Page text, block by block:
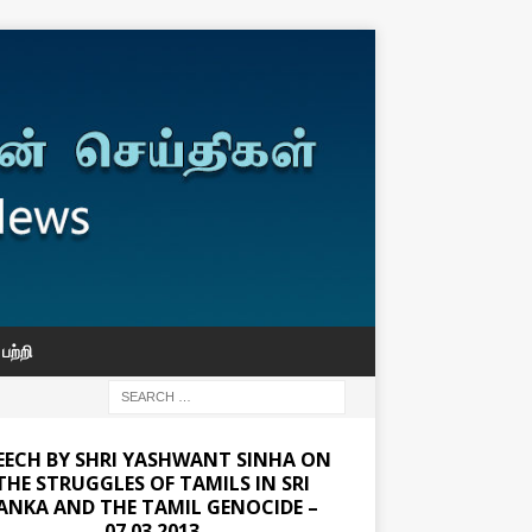
BY SHRI YASHWANT SINHA ON
STRUGGLES OF TAMILS IN SRI
AND THE TAMIL GENOCIDE –